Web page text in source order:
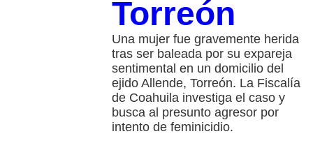
Torreón
Una mujer fue gravemente herida
tras ser baleada por su expareja
sentimental en un domicilio del
ejido Allende, Torreón. La Fiscalía
de Coahuila investiga el caso y
busca al presunto agresor por
intento de feminicidio.